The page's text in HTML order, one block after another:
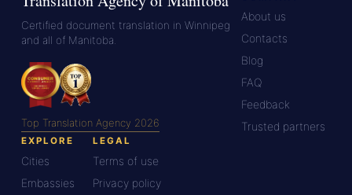
Certified document translation in Winnipeg
and all of Manitoba.
Top Translation Agency 2026
About us
Contacts
Blog
FAQ
Feedback
Trusted partners
EXPLORE
Cities
Embassies
LEGAL
Terms of use
Privacy policy